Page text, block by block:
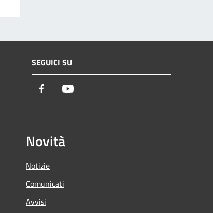
SEGUICI SU
Facebook
Novità
Notizie
Comunicati
Avvisi